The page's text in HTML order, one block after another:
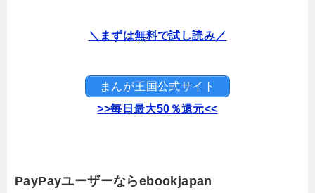
＼まずは無料で試し読み／
まんが王国公式サイト
>>毎日最大50％還元<<
PayPayユーザーならebookjapan